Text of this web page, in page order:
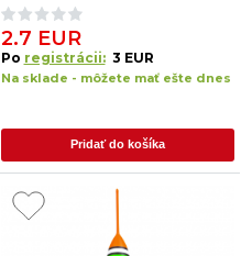
2.7 EUR
Po registrácii: 3 EUR
Na sklade - môžete mať ešte dnes
Pridať do košíka